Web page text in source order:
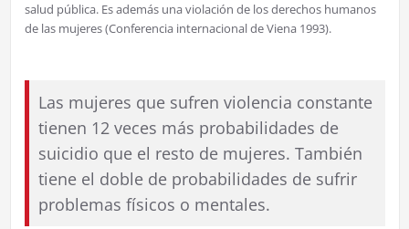
salud pública. Es además una violación de los derechos humanos
de las mujeres (Conferencia internacional de Viena 1993).
Las mujeres que sufren violencia constante
tienen 12 veces más probabilidades de
suicidio que el resto de mujeres. También
tiene el doble de probabilidades de sufrir
problemas físicos o mentales.